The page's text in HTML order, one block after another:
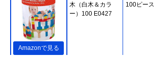
Amazonで見る
木（白木＆カラ
ー）100 E0427
100ピース